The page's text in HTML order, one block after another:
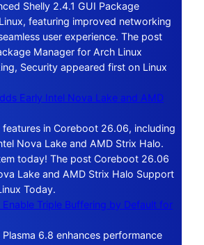
Shelly 2.4.1 GUI Package
featuring improved networking
user experience. The post
Manager for Arch Linux
Security appeared first on Linux
Early Intel Nova Lake and AMD
features in Coreboot 26.06, including
Nova Lake and AMD Strix Halo.
today! The post Coreboot 26.06
Lake and AMD Strix Halo Support
Today.
Enable Triple Buffering by Default for
6.8 enhances performance